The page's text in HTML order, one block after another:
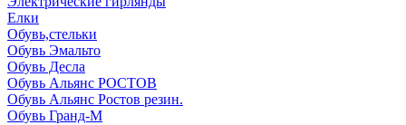
Елки
Обувь,стельки
Обувь Эмальто
Обувь Десла
Обувь Альянс РОСТОВ
Обувь Альянс Ростов резин.
Обувь Гранд-М